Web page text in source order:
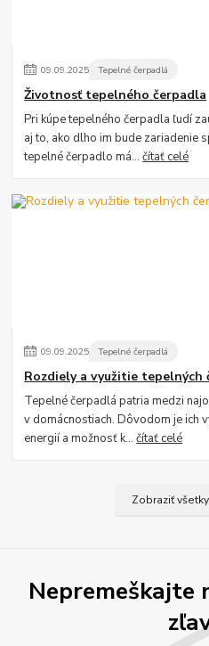
09.09.2025 Tepelné čerpadlá
Životnosť tepelného čerpadla
Pri kúpe tepelného čerpadla ľudí
aj to, ako dlho im bude zariadenie
tepelné čerpadlo má...čítať celé
09.09.2025 Tepelné čerpadlá
Rozdiely a využitie
Tepelné čerpadlá patria medzi
v domácnostiach. Dôvodom je ich
energií a možnosť k...čítať celé
Zobraziť
Nepremeškajte